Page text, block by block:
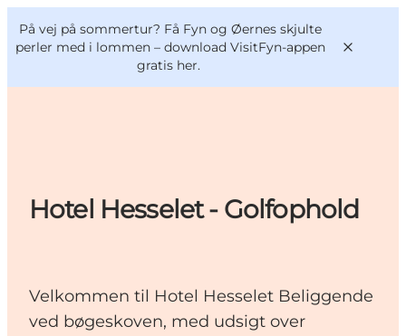
På vej på sommertur? Få Fyn og Øernes skjulte
perler med i lommen – download VisitFyn-appen
gratis her.
Oplevelser
Outdoor
Book lokale oplevelser
VisitFyn
Deutsch
Hotel Hesselet - Golfophold
Velkommen til Hotel Hesselet Beliggende
ved bøgeskoven, med udsigt over